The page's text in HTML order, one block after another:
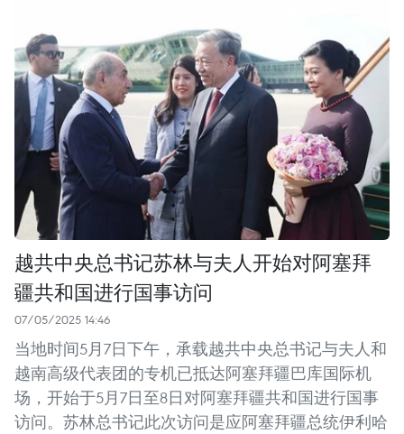
越共中央总书记苏林与夫人开始对阿塞拜
疆共和国进行国事访问
07/05/2025 14:46
当地时间5月7日下午，承载越共中央总书记与夫人和
越南高级代表团的专机已抵达阿塞拜疆巴库国际机
场，开始于5月7日至8日对阿塞拜疆共和国进行国事
访问。苏林总书记此次访问是应阿塞拜疆总统伊利哈